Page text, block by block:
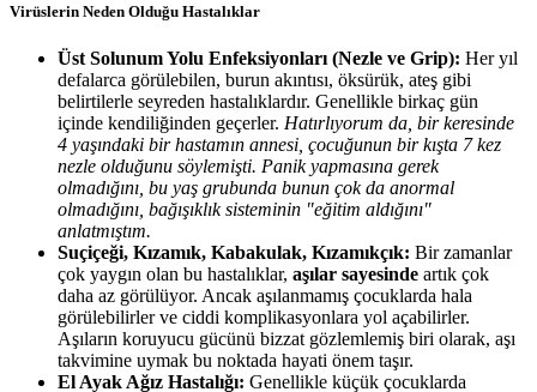
Virüslerin Neden Olduğu Hastalıklar
Üst Solunum Yolu Enfeksiyonları (Nezle ve Grip): Her yıl
defalarca görülebilen, burun akıntısı, öksürük, ateş gibi
belirtilerle seyreden hastalıklardır. Genellikle birkaç gün
içinde kendiliğinden geçerler. Hatırlıyorum da, bir keresinde
4 yaşındaki bir hastamın annesi, çocuğunun bir kışta 7 kez
nezle olduğunu söylemişti. Panik yapmasına gerek
olmadığını, bu yaş grubunda bunun çok da anormal
olmadığını, bağışıklık sisteminin "eğitim aldığını"
anlatmıştım.
Suçiçeği, Kızamık, Kabakulak, Kızamıkçık: Bir zamanlar
çok yaygın olan bu hastalıklar, aşılar sayesinde artık çok
daha az görülüyor. Ancak aşılanmamış çocuklarda hala
görülebilirler ve ciddi komplikasyonlara yol açabilirler.
Aşıların koruyucu gücünü bizzat gözlemlemiş biri olarak, aşı
takvimine uymak bu noktada hayati önem taşır.
El Ayak Ağız Hastalığı: Genellikle küçük çocuklarda